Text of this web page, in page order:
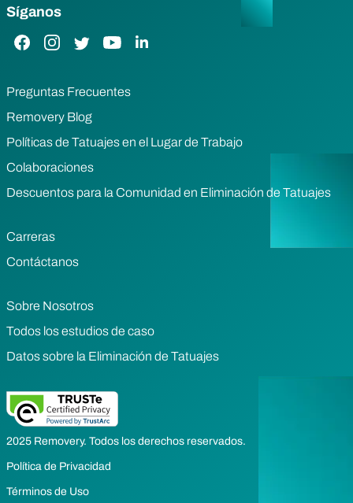
Síganos
Enlace de Facebook
Enlace de Instagram
Enlace de Twitter
Enlace de YouTube
Enlace de LinkedIn
Preguntas Frecuentes
Removery Blog
Políticas de Tatuajes en el Lugar de Trabajo
Colaboraciones
Descuentos para la Comunidad en Eliminación de Tatuajes
Carreras
Contáctanos
Sobre Nosotros
Todos los estudios de caso
Datos sobre la Eliminación de Tatuajes
2025 Removery. Todos los derechos reservados.
Política de Privacidad
Términos de Uso